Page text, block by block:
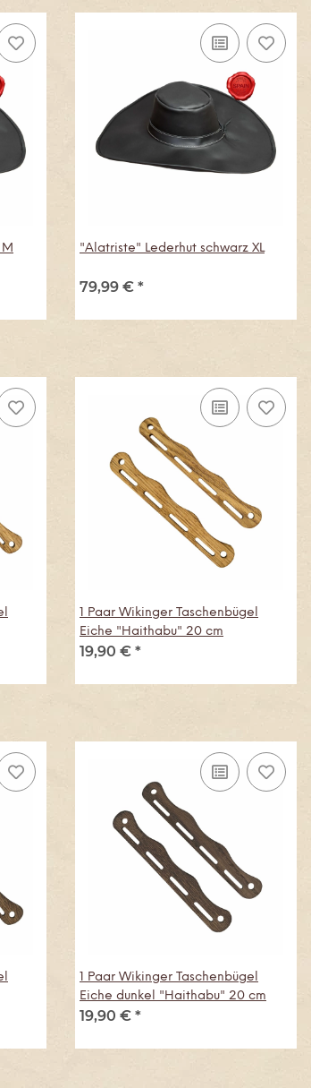
"Alatriste" Lederhut schwarz XL
79,99 € *
1 Paar Wikinger Taschenbügel
Eiche "Haithabu" 20 cm
19,90 € *
1 Paar Wikinger Taschenbügel
Eiche dunkel "Haithabu" 20 cm
19,90 € *